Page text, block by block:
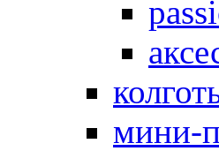
мини-